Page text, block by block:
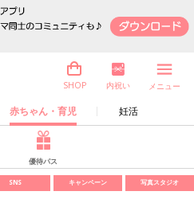
赤ちゃん・育児 妊活
SHOP 内祝い メニュー
優待パス
SNS キャンペーン 写真スタジオ